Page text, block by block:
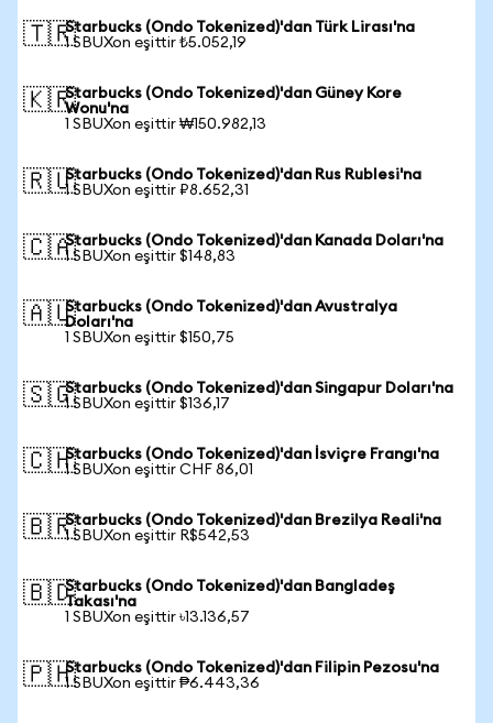
🇹🇷Starbucks (Ondo Tokenized)'dan Türk Lirası'na
1 SBUXon eşittir ₺5.052,19
🇰🇷Starbucks (Ondo Tokenized)'dan Güney Kore
Wonu'na
1 SBUXon eşittir ₩150.982,13
🇷🇺Starbucks (Ondo Tokenized)'dan Rus Rublesi'na
1 SBUXon eşittir ₽8.652,31
🇨🇦Starbucks (Ondo Tokenized)'dan Kanada Doları'na
1 SBUXon eşittir $148,83
🇦🇺Starbucks (Ondo Tokenized)'dan Avustralya
Doları'na
1 SBUXon eşittir $150,75
🇸🇬Starbucks (Ondo Tokenized)'dan Singapur Doları'na
1 SBUXon eşittir $136,17
🇨🇭Starbucks (Ondo Tokenized)'dan İsviçre Frangı'na
1 SBUXon eşittir CHF 86,01
🇧🇷Starbucks (Ondo Tokenized)'dan Brezilya Reali'na
1 SBUXon eşittir R$542,53
🇧🇩Starbucks (Ondo Tokenized)'dan Bangladeş
Takası'na
1 SBUXon eşittir ৳13.136,57
🇵🇭Starbucks (Ondo Tokenized)'dan Filipin Pezosu'na
1 SBUXon eşittir ₱6.443,36